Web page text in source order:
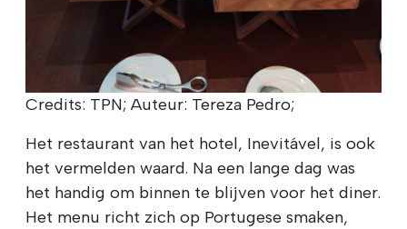
Credits: TPN; Auteur: Tereza Pedro;
Het restaurant van het hotel, Inevitável, is ook
het vermelden waard. Na een lange dag was
het handig om binnen te blijven voor het diner.
Het menu richt zich op Portugese smaken,